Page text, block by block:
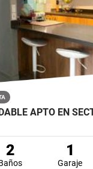
2 1
Garaje